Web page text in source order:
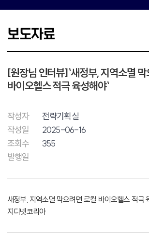
보도자료
[원장님 인터뷰]`새정부, 지역소멸
바이오헬스 적극 육성해야`
작성자
전략기획실
작성일
2025-06-16
조회수
355
발행일
새정부, 지역소멸 막으려면 로컬 바이오헬스 적극
지디넷코리아